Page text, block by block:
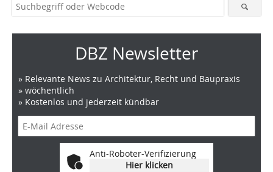
DBZ Newsletter
» Relevante News zu Architektur, Recht und Baupraxis
» wöchentlich
» Kostenlos und jederzeit kündbar
Anti-Roboter-Verifizierung
Hier klicken